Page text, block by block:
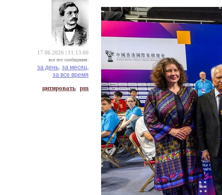
17.06.2026 | 11:13:00
все его сообщения:
за день, за месяц,
за все время
цитировать pm